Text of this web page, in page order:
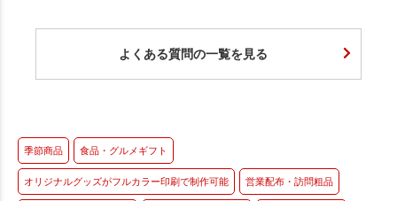
よくある質問の一覧を見る
季節商品 食品・グルメギフト
オリジナルグッズがフルカラー印刷で制作可能 営業配布・訪問粗品